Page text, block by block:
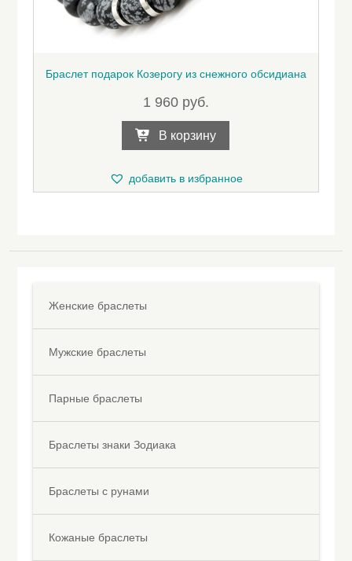
Браслет подарок Козерогу из снежного обсидиана
1 960 руб.
В корзину
добавить в избранное
Женские браслеты
Мужские браслеты
Парные браслеты
Браслеты знаки Зодиака
Браслеты с рунами
Кожаные браслеты